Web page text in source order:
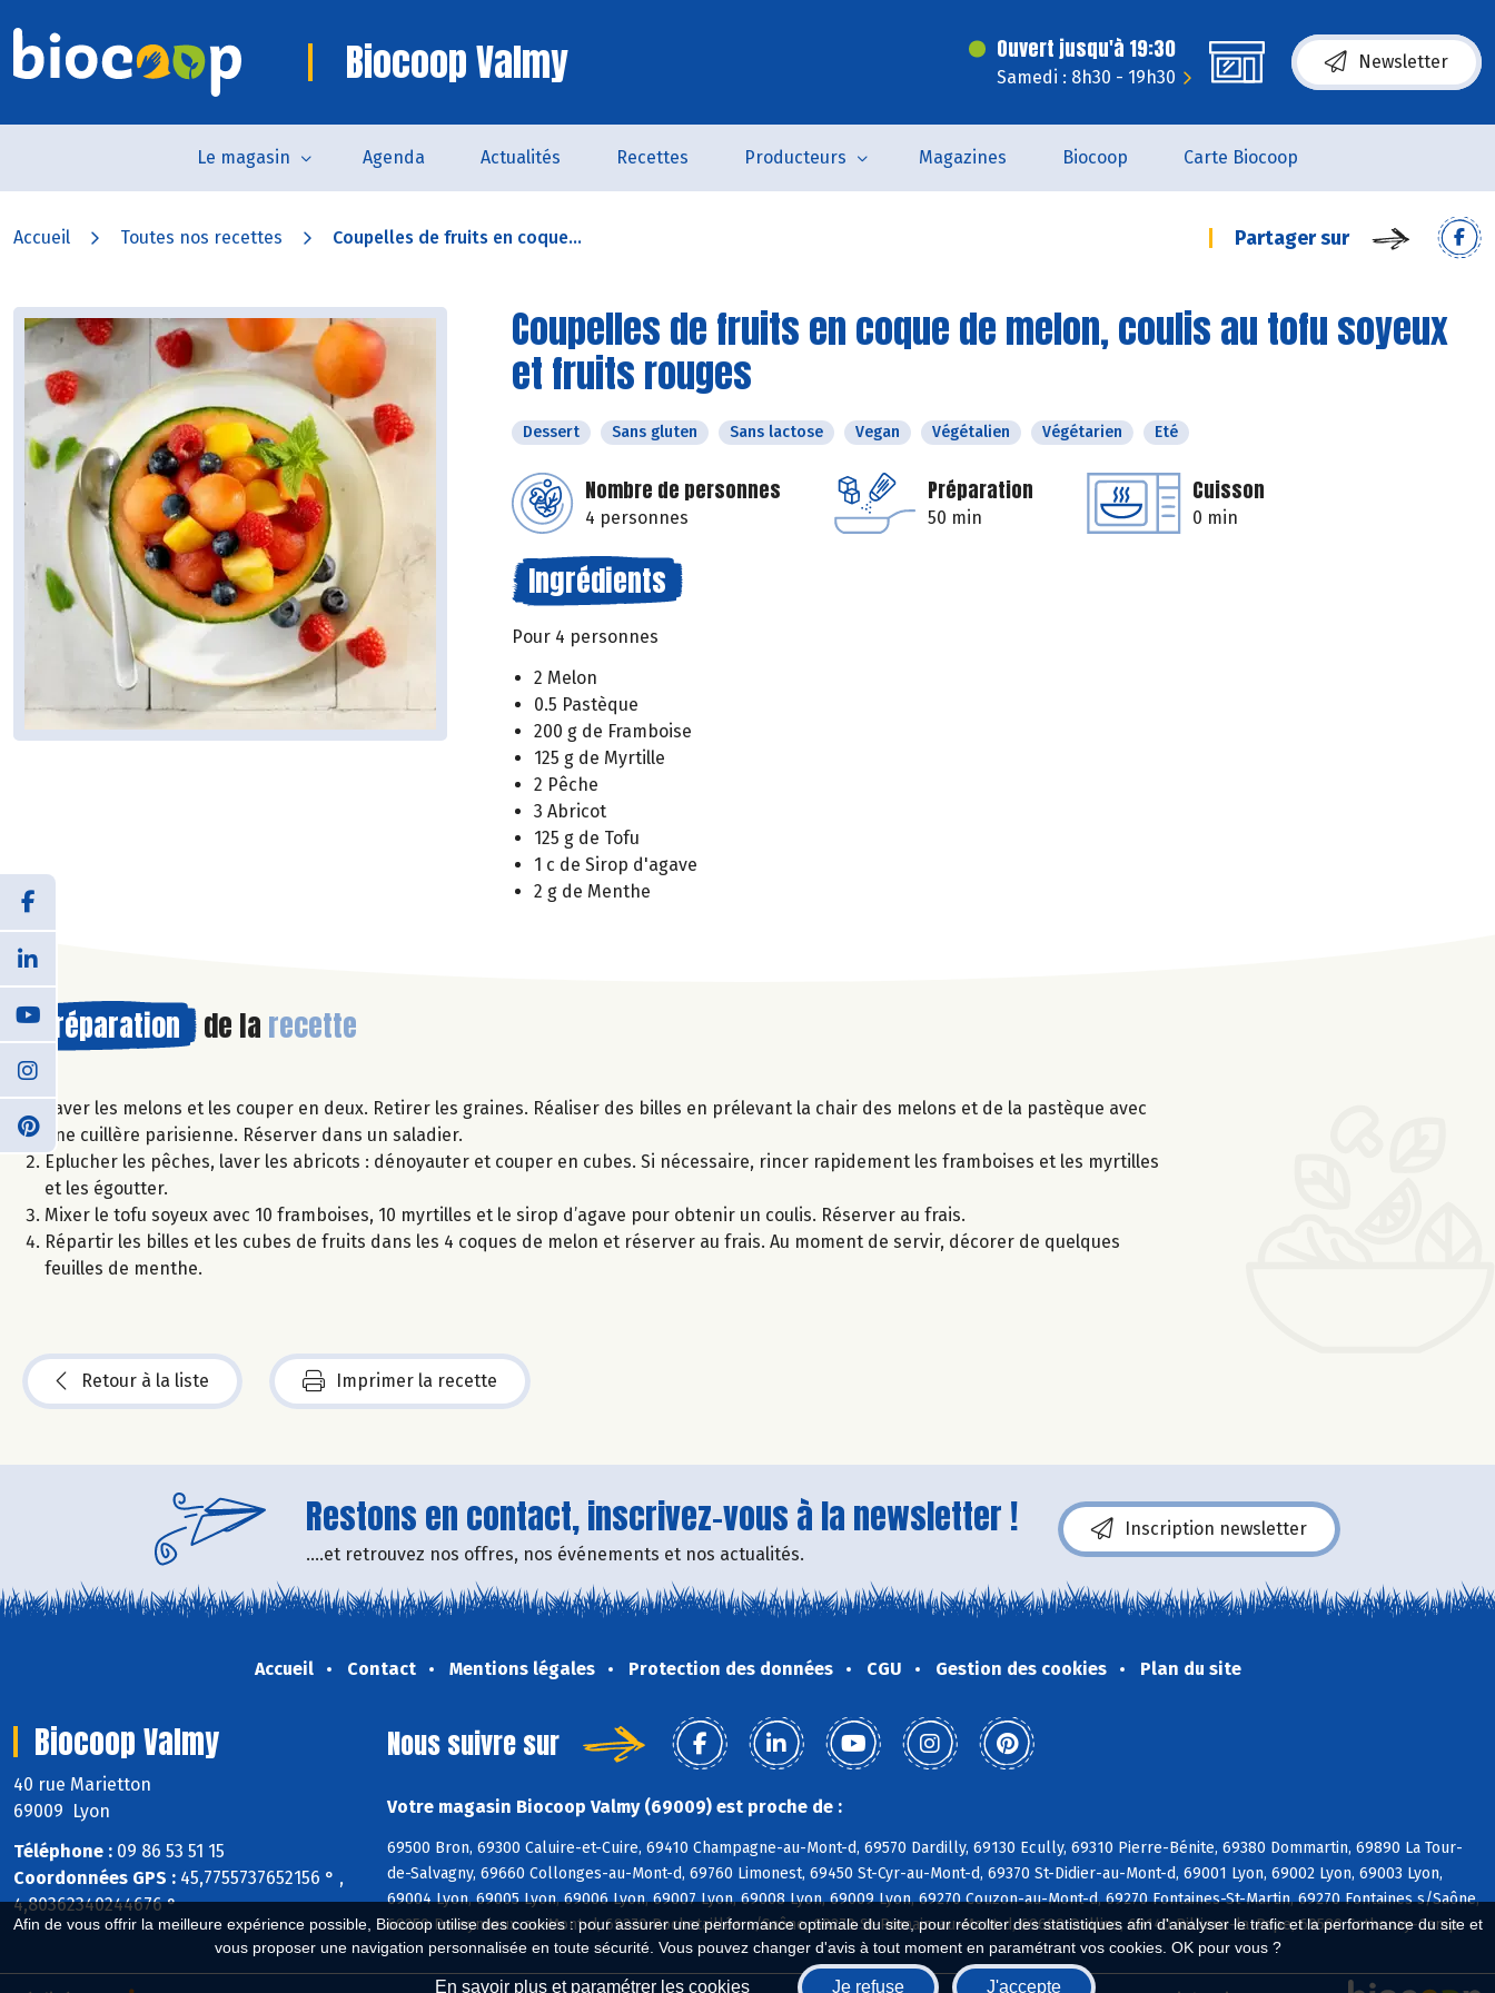
Afin de vous offrir la meilleure expérience possible, Biocoop utilise des cookies : pour assurer une performance optimale du site, pour récolter des statistiques afin d'analyser le trafic et la performance du site et
vous proposer une navigation personnalisée en toute sécurité. Vous pouvez changer d'avis à tout moment en paramétrant vos cookies. OK pour vous ?
En savoir plus et paramétrer les cookies Je refuse J'accepte
Biocoop Valmy Ouvert jusqu'à 19:30
Samedi : 8h30 - 19h30
Newsletter
Le magasin Agenda Actualités Recettes Producteurs Magazines Biocoop Carte Biocoop
Accueil Toutes nos recettes Coupelles de fruits en coque... Partager sur
Coupelles de fruits en coque de melon, coulis au tofu soyeux
et fruits rouges
Dessert Sans gluten Sans lactose Vegan Végétalien Végétarien Eté
Nombre de personnes
4 personnes
Préparation
50 min
Cuisson
0 min
Ingrédients
Pour 4 personnes
2 Melon
0.5 Pastèque
200 g de Framboise
125 g de Myrtille
2 Pêche
3 Abricot
125 g de Tofu
1 c de Sirop d'agave
2 g de Menthe
Préparation de la recette
Laver les melons et les couper en deux. Retirer les graines. Réaliser des billes en prélevant la chair des melons et de la pastèque avec
une cuillère parisienne. Réserver dans un saladier.
Eplucher les pêches, laver les abricots : dénoyauter et couper en cubes. Si nécessaire, rincer rapidement les framboises et les myrtilles
et les égoutter.
Mixer le tofu soyeux avec 10 framboises, 10 myrtilles et le sirop d’agave pour obtenir un coulis. Réserver au frais.
Répartir les billes et les cubes de fruits dans les 4 coques de melon et réserver au frais. Au moment de servir, décorer de quelques
feuilles de menthe.
Retour à la liste Imprimer la recette
Restons en contact, inscrivez-vous à la newsletter !
....et retrouvez nos offres, nos événements et nos actualités.
Inscription newsletter
Accueil Contact Mentions légales Protection des données CGU Gestion des cookies Plan du site
Biocoop Valmy
40 rue Marietton
69009 Lyon
Téléphone : 09 86 53 51 15
Coordonnées GPS : 45,7755737652156 ° ,
4,80362340244676 °
Nous suivre sur
Votre magasin Biocoop Valmy (69009) est proche de :
69500 Bron, 69300 Caluire-et-Cuire, 69410 Champagne-au-Mont-d, 69570 Dardilly, 69130 Ecully, 69310 Pierre-Bénite, 69380 Dommartin, 69890 La Tour-
de-Salvagny, 69660 Collonges-au-Mont-d, 69760 Limonest, 69450 St-Cyr-au-Mont-d, 69370 St-Didier-au-Mont-d, 69001 Lyon, 69002 Lyon, 69003 Lyon,
69004 Lyon, 69005 Lyon, 69006 Lyon, 69007 Lyon, 69008 Lyon, 69009 Lyon, 69270 Couzon-au-Mont-d, 69270 Fontaines-St-Martin, 69270 Fontaines s/Saône,
69250 Poleymieux-au-Mont-d, 69270 Rochetaillée s/Saône, 69270 St-Romain-au-Mont-d, 69600 Oullins, 69140 Rillieux-la-Pape, 69580 Sathonay-Camp